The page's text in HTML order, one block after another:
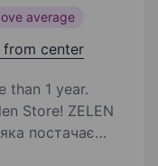
average
from center
than 1 year.
Store! ZELEN
постачає